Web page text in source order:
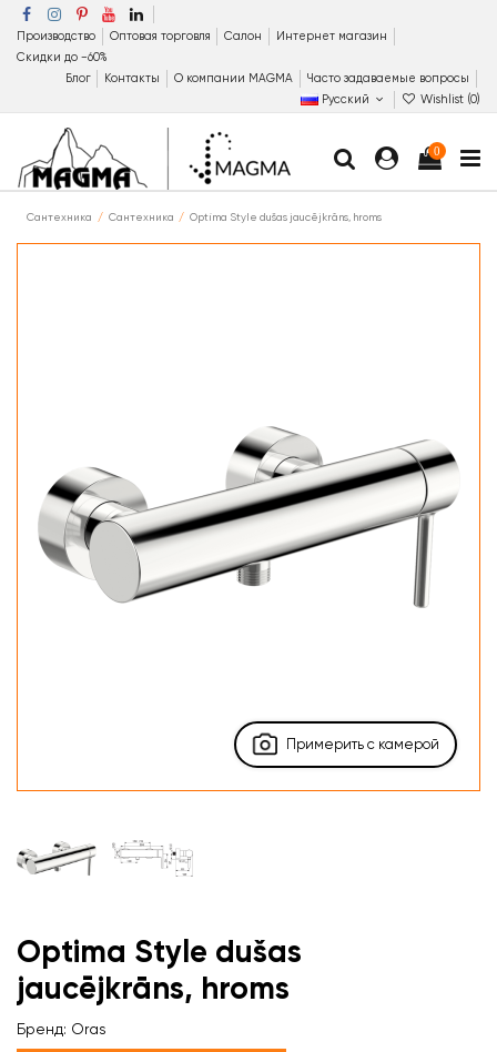
Производство Оптовая торговля Салон
Интернет магазин
Скидки до −60%
Блог
Контакты О компании MAGMA
Часто задаваемые вопросы
Русский
Wishlist (0)
0
Сантехника Сантехника Optima Style dušas jaucējkrāns, hroms
Примерить с камерой
Optima Style dušas
jaucējkrāns, hroms
Бренд: Oras